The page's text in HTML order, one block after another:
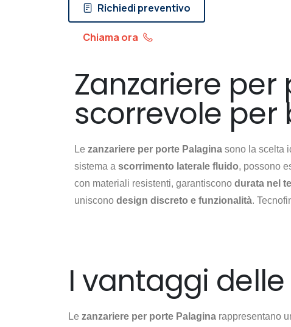
Richiedi preventivo
Chiama ora
Zanzariere
scorrevole per
Le zanzariere per porte Palagina sono la scelta
sistema a scorrimento laterale fluido, possono
con materiali resistenti, garantiscono durata nel
uniscono design discreto e funzionalità.
I vantaggi
Le zanzariere per porte Palagina rappresentano